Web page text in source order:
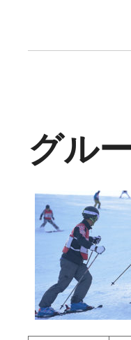
グル